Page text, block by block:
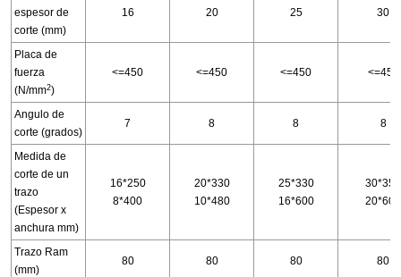
espesor de
corte (mm)
16 20 25 30
Placa de
fuerza
(N/mm2)
<=450 <=450 <=450 <=450
Angulo de
corte (grados)
7 8 8 8
Medida de
corte de un
trazo
(Espesor x
anchura mm)
16*250
8*400
20*330
10*480
25*330
16*600
30*355
20*600
Trazo Ram
(mm)
80 80 80 80